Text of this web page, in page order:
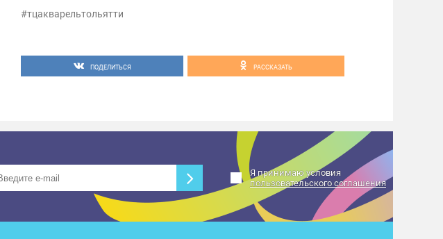
#тцакварельтольятти
ПОДЕЛИТЬСЯ РАССКАЗАТЬ
Я принимаю условия
пользовательского соглашения